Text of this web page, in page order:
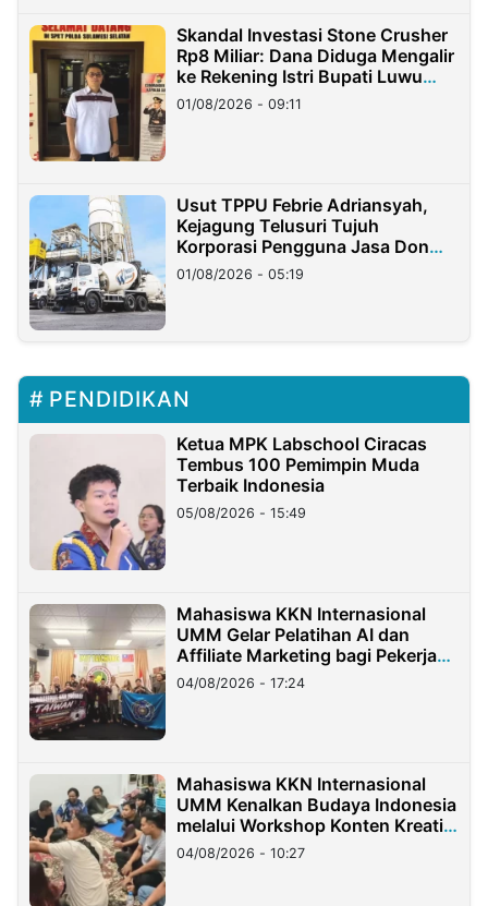
Skandal Investasi Stone Crusher
Rp8 Miliar: Dana Diduga Mengalir
ke Rekening Istri Bupati Luwu
Timur
01/08/2026 - 09:11
Usut TPPU Febrie Adriansyah,
Kejagung Telusuri Tujuh
Korporasi Pengguna Jasa Don
Ritto
01/08/2026 - 05:19
PENDIDIKAN
Ketua MPK Labschool Ciracas
Tembus 100 Pemimpin Muda
Terbaik Indonesia
05/08/2026 - 15:49
Mahasiswa KKN Internasional
UMM Gelar Pelatihan AI dan
Affiliate Marketing bagi Pekerja
Migran Indonesia di Taiwan
04/08/2026 - 17:24
Mahasiswa KKN Internasional
UMM Kenalkan Budaya Indonesia
melalui Workshop Konten Kreatif
di Taiwan
04/08/2026 - 10:27